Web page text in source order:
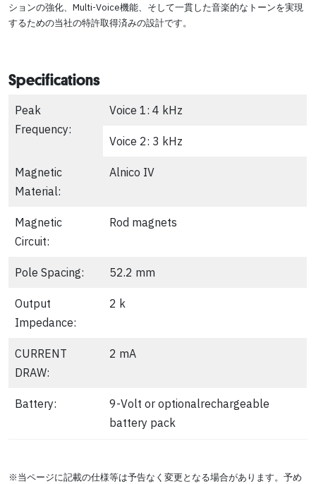
ションの強化、Multi-Voice機能、そして一貫した音楽的なトーンを実現
するための当社の特許取得済みの設計です。
Specifications
Peak
Frequency:
Voice 1: 4 kHz
Voice 2: 3 kHz
Magnetic
Material:
Alnico IV
Magnetic
Circuit:
Rod magnets
Pole Spacing: 52.2 mm
Output
Impedance:
2 k
CURRENT
DRAW:
2 mA
Battery:
9-Volt or optionalrechargeable
battery pack
※当ページに記載の仕様等は予告なく変更となる場合があります。予め